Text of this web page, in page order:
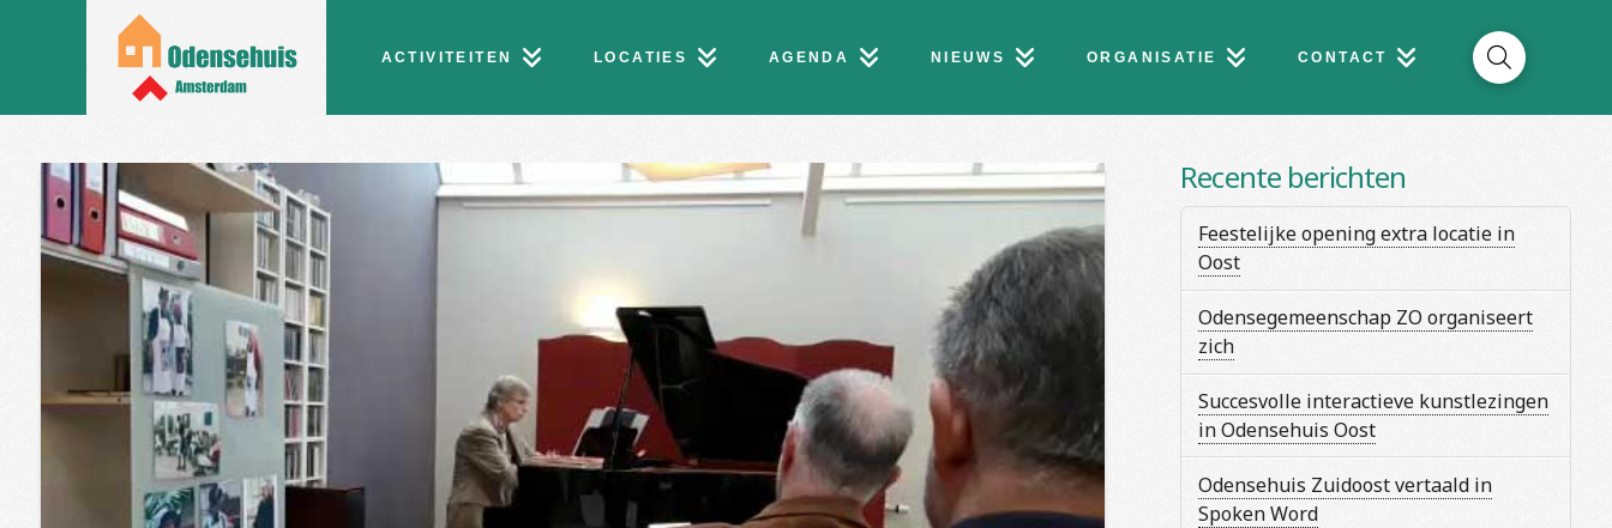
ACTIVITEITEN LOCATIES AGENDA NIEUWS ORGANISATIE CONTACT
Recente berichten
Feestelijke opening extra locatie in
Oost
Odensegemeenschap ZO organiseert
zich
Succesvolle interactieve kunstlezingen
in Odensehuis Oost
Odensehuis Zuidoost vertaald in
Spoken Word